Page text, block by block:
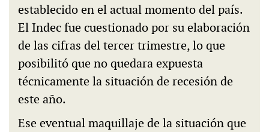
establecido en el actual momento del país.
El Indec fue cuestionado por su elaboración
de las cifras del tercer trimestre, lo que
posibilitó que no quedara expuesta
técnicamente la situación de recesión de
este año.
Ese eventual maquillaje de la situación que